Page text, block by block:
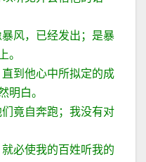
风，已经发出；是暴
。
到他心中所拟定的成
明白。
竟自奔跑；我没有对
必使我的百姓听我的